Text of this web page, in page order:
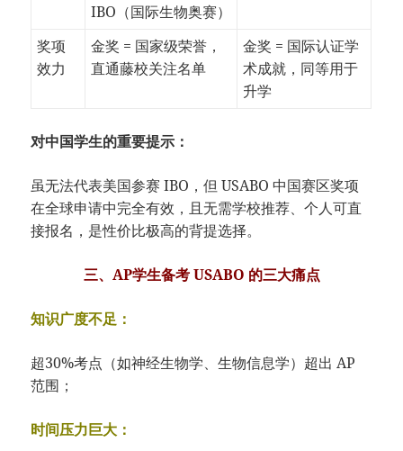
IBO（国际生物奥赛）
奖项
效力
金奖 = 国家级荣誉，
直通藤校关注名单
金奖 = 国际认证学
术成就，同等用于
升学
对中国学生的重要提示：
虽无法代表美国参赛 IBO，但 USABO 中国赛区奖项
在全球申请中完全有效，且无需学校推荐、个人可直
接报名，是性价比极高的背提选择。
三、AP学生备考 USABO 的三大痛点
知识广度不足：
超30%考点（如神经生物学、生物信息学）超出 AP
范围；
时间压力巨大：